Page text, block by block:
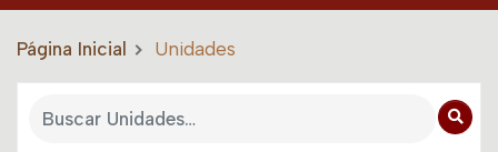
Página Inicial Unidades